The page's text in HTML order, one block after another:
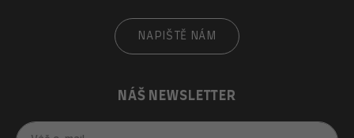
NAPIŠTĚ NÁM
NÁŠ NEWSLETTER